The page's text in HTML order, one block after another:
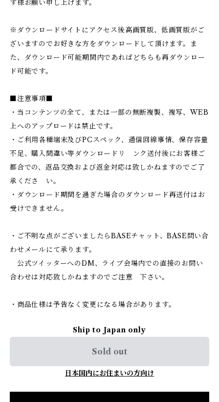
す様お願い申し上げます。
※ダウンロードサイトにアクセス後高画質版、低画質版がご
ざいますのでお好きな方をダウンロードして頂けます。ま
た、ダウンロード可能期間内であればどちらも再ダウンロー
ド可能です。
■注意事項■
・当コンテンツの全て、または一部の無断複製、複写、WEB
上へのアップロードは禁止です。
・ご利用各種端末及びPCスペック、通信回線事情、保存容量
不足、購入間違い等ダウンロードリ ンク送付後にお客様ご
都合での、返品交換および返金対応は致しかねますのでご了
承くださ い。
・ダウンロード期間を過ぎた場合のダウンロード再送付はお
受けできません。
・ご不明な点がございましたらBASEチャット、BASE問い合
わせメールにて承ります。
公式ツイッターへのDM、ライブ会場内での直接のお問い
合わせは対応致しかねますのでご注意 下さい。
・商品仕様は予告なく変更になる場合があります。
Ship to Japan only
Sold out
日本国内にお住まいの方向け